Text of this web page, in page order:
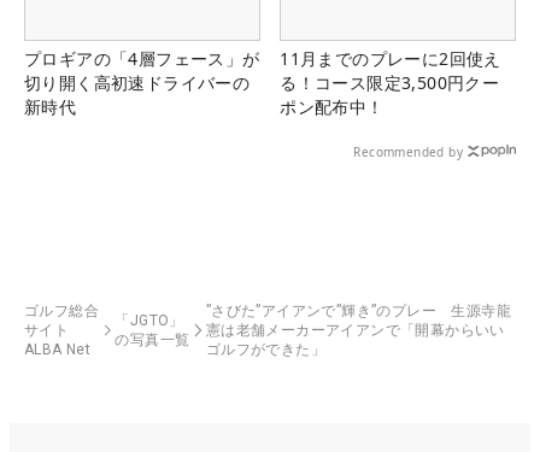
プロギアの「4層フェース」が
切り開く高初速ドライバーの
新時代
11月までのプレーに2回使え
る！コース限定3,500円クー
ポン配布中！
Recommended by
ゴルフ総合
サイト
ALBA Net
「JGTO」
の写真一覧
”さびた”アイアンで”輝き”のプレー 生源寺龍
憲は老舗メーカーアイアンで「開幕からいい
ゴルフができた」